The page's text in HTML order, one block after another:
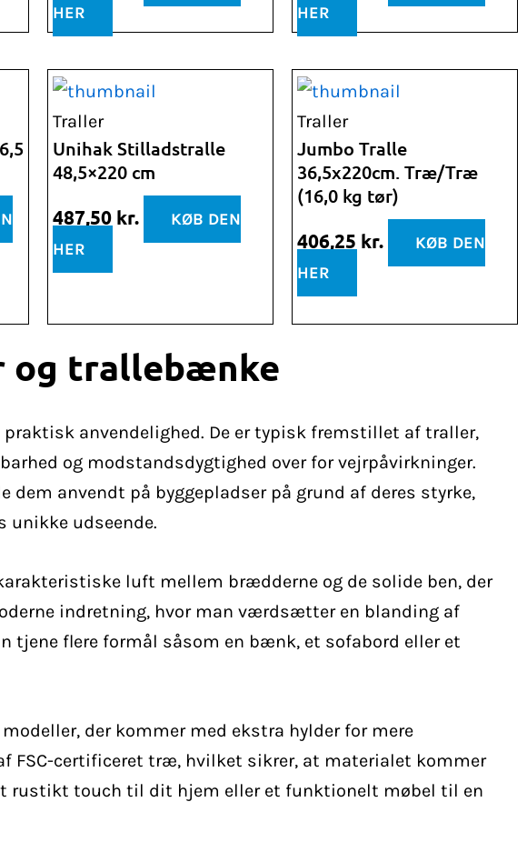
HER
HER
Traller
Unihak Stilladstralle
48,5×220 cm
487,50 kr.
KØB DEN
HER
Traller
Jumbo Tralle
36,5x220cm. Træ/Træ
(16,0 kg tør)
406,25 kr.
KØB DEN
HER
og trallebænke
anvendelighed. De er typisk fremstillet af traller,
og modstandsdygtighed over for vejrpåvirkninger.
anvendt på byggepladser på grund af deres styrke,
unikke udseende.
luft mellem brædderne og de solide ben, der
indretning, hvor man værdsætter en blanding af
tjene flere formål såsom en bænk, et sofabord eller et
der kommer med ekstra hylder for mere
FSC-certificeret træ, hvilket sikrer, at materialet kommer
rustikt touch til dit hjem eller et funktionelt møbel til en